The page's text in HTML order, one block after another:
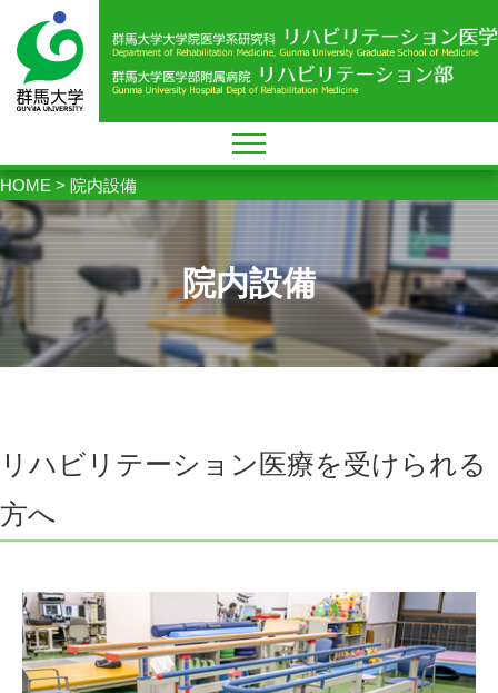
HOME > 院内設備
院内設備
リハビリテーション医療を受けられる
方へ